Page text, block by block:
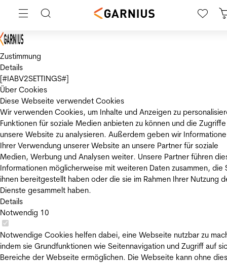
Zustimmung
Details
[#IABV2SETTINGS#]
Über Cookies
Diese Webseite verwendet Cookies
Wir verwenden Cookies, um Inhalte und Anzeigen zu
Funktionen für soziale Medien anbieten zu können und die
unsere Website zu analysieren. Außerdem geben wir
Ihrer Verwendung unserer Website an unsere Partner für soziale
Medien, Werbung und Analysen weiter. Unsere Partner führen
Informationen möglicherweise mit weiteren Daten zusammen, die
ihnen bereitgestellt haben oder die sie im Rahmen Ihrer Nutzung
Dienste gesammelt haben.
Details
Notwendig 10
Notwendige Cookies helfen dabei, eine Webseite nutzbar zu
indem sie Grundfunktionen wie Seitennavigation und Zugriff auf
Bereiche der Webseite ermöglichen. Die Webseite kann ohne